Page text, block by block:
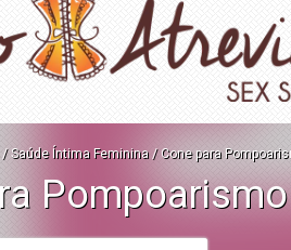
/ Saúde Íntima Feminina / Cone para